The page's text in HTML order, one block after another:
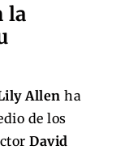
la
Allen ha
de los
David